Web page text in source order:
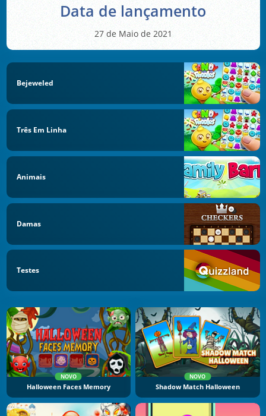
Data de lançamento
27 de Maio de 2021
Bejeweled
Três Em Linha
Animais
Damas
Testes
NOVO
Halloween Faces Memory
NOVO
Shadow Match Halloween